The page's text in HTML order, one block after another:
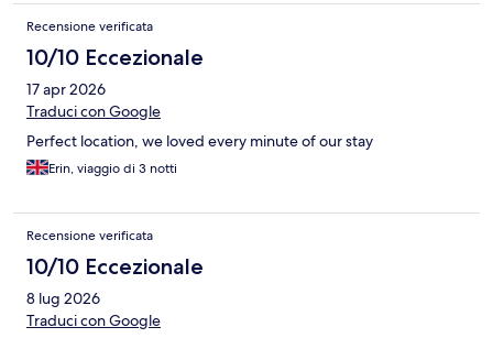
Recensione verificata
10/10 Eccezionale
17 apr 2026
Traduci con Google
Perfect location, we loved every minute of our stay
Erin, viaggio di 3 notti
Recensione verificata
10/10 Eccezionale
8 lug 2026
Traduci con Google